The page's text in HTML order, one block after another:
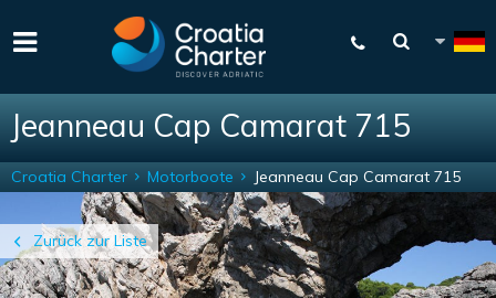
Jeanneau Cap Camarat 715
Zurück zur Liste
Croatia Charter Motorboote Jeanneau Cap Camarat 715